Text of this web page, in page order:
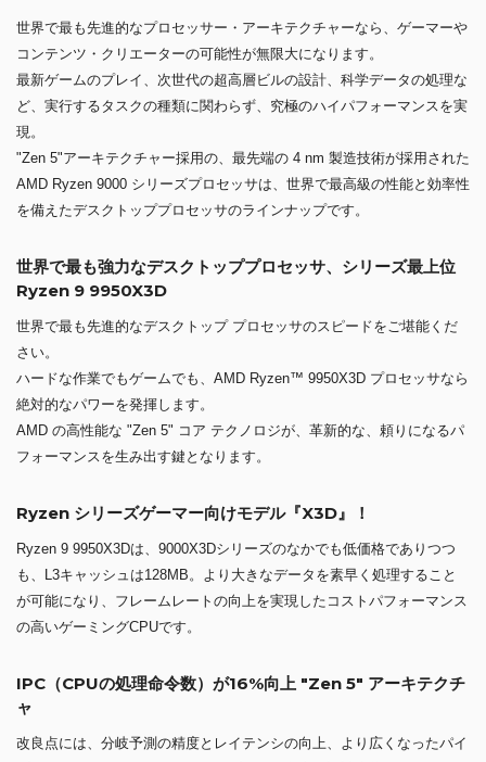
世界で最も先進的なプロセッサー・アーキテクチャーなら、ゲーマーや
コンテンツ・クリエーターの可能性が無限大になります。
最新ゲームのプレイ、次世代の超高層ビルの設計、科学データの処理な
ど、実行するタスクの種類に関わらず、究極のハイパフォーマンスを実
現。
"Zen 5"アーキテクチャー採用の、最先端の 4 nm 製造技術が採用された
AMD Ryzen 9000 シリーズプロセッサは、世界で最高級の性能と効率性
を備えたデスクトッププロセッサのラインナップです。
世界で最も強力なデスクトッププロセッサ、シリーズ最上位
Ryzen 9 9950X3D
世界で最も先進的なデスクトップ プロセッサのスピードをご堪能くだ
さい。
ハードな作業でもゲームでも、AMD Ryzen™ 9950X3D プロセッサなら
絶対的なパワーを発揮します。
AMD の高性能な "Zen 5" コア テクノロジが、革新的な、頼りになるパ
フォーマンスを生み出す鍵となります。
Ryzen シリーズゲーマー向けモデル『X3D』！
Ryzen 9 9950X3Dは、9000X3Dシリーズのなかでも低価格でありつつ
も、L3キャッシュは128MB。より大きなデータを素早く処理すること
が可能になり、フレームレートの向上を実現したコストパフォーマンス
の高いゲーミングCPUです。
IPC（CPUの処理命令数）が16%向上 "Zen 5" アーキテクチ
ャ
改良点には、分岐予測の精度とレイテンシの向上、より広くなったパイ